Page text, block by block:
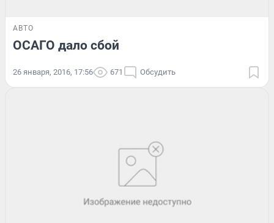
АВТО
ОСАГО дало сбой
26 января, 2016, 17:56 671 Обсудить